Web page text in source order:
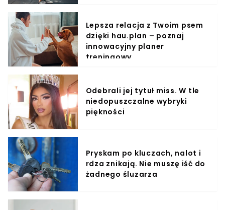
Lepsza relacja z Twoim psem
dzięki hau.plan – poznaj
innowacyjny planer
treningowy
Odebrali jej tytuł miss. W tle
niedopuszczalne wybryki
piękności
Pryskam po kluczach, nalot i
rdza znikają. Nie muszę iść do
żadnego śluzarza